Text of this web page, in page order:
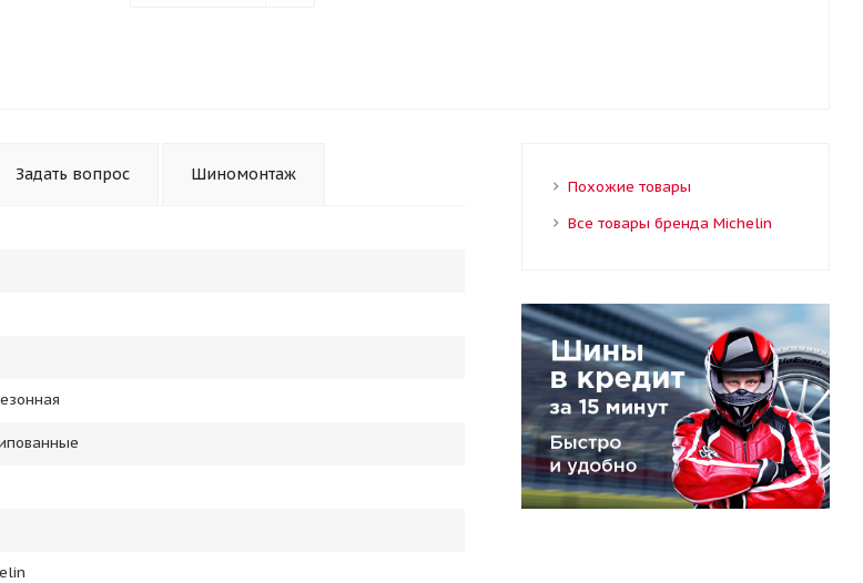
Задать вопрос Шиномонтаж
Похожие товары
Все товары бренда Michelin